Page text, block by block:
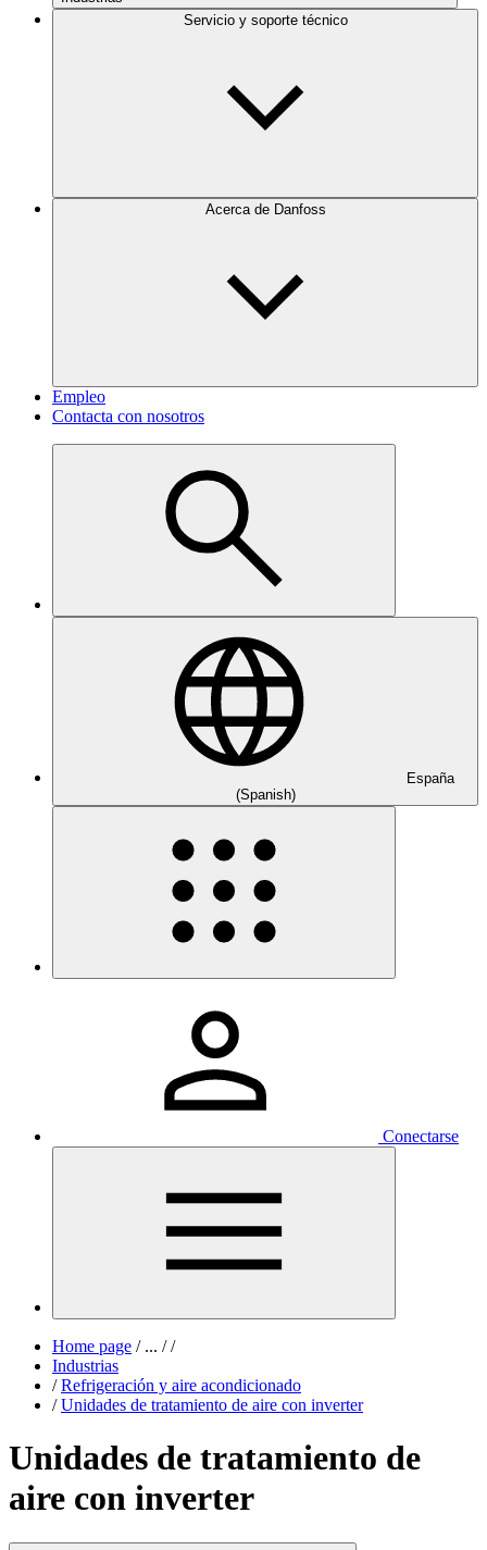
Servicio y soporte técnico
Acerca de Danfoss
Empleo
Contacta con nosotros
España
(Spanish)
Conectarse
Home page /... / /
Industrias
/ Refrigeración y aire acondicionado
/ Unidades de tratamiento de aire con inverter
Unidades de tratamiento de
aire con inverter